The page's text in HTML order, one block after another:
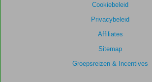
Cookiebeleid
Privacybeleid
Affiliates
Sitemap
Groepsreizen & Incentives